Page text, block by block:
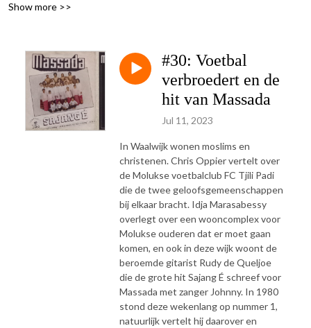
In 1951 waren het voornamelijk militairen van het Koninklijk Nederlands
bij heldere hemel ontslagen. Verwachtingen werden in de kiem
gesmoord, relaties bekoelden. Nu vier generaties verder, tientallen jaren
later zijn er nog altijd meer dan 65 Molukse wijken in Nederland. Hoe is
de stand van zaken? Dit project kwam tot stand met dank aan het
ministerie van VWS
Show more >>
#30: Voetbal
verbroedert en de
hit van Massada
Jul 11, 2023
In Waalwijk wonen moslims en
christenen. Chris Oppier vertelt over
de Molukse voetbalclub FC Tjili Padi
die de twee geloofsgemeenschappen
bij elkaar bracht. Idja Marasabessy
overlegt over een wooncomplex voor
Molukse ouderen dat er moet gaan
komen, en ook in deze wijk woont de
beroemde gitarist Rudy de Queljoe
die de grote hit Sajang É schreef voor
Massada met zanger Johnny. In 1980
stond deze wekenlang op nummer 1,
natuurlijk vertelt hij daarover en